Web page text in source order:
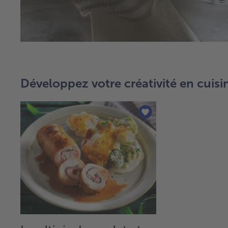
Développez votre créativité en